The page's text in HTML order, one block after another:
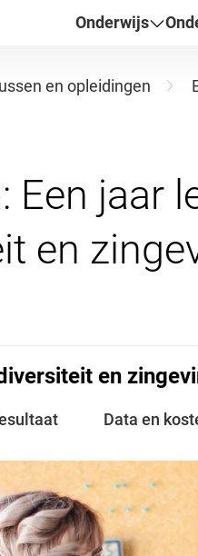
Onderwijs
en opleidingen
Een jaar
en
Data en